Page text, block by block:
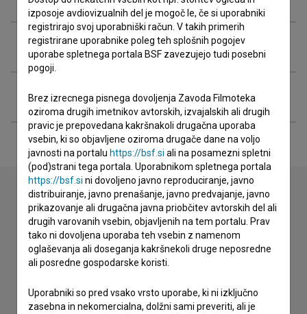
Projekcije
Razširjeni podatki
Stik z uredništvom
Spoštovani, s pomočjo spodnjega obrazca lahko stopite v
stik z uredništvom Baze slovenskih filmov. Veseli bomo vaših
odzivov.
imam vprašanje
izposoje avdiovizualnih del je mogoč le, če si uporabniki
registrirajo svoj uporabniški račun. V takih primerih
registrirane uporabnike poleg teh splošnih pogojev
uporabe spletnega portala BSF zavezujejo tudi posebni
pogoji.
Brez izrecnega pisnega dovoljenja Zavoda Filmoteka
oziroma drugih imetnikov avtorskih, izvajalskih ali drugih
pravic je prepovedana kakršnakoli drugačna uporaba
vsebin, ki so objavljene oziroma drugače dane na voljo
javnosti na portalu https://bsf.si ali na posamezni spletni
(pod)strani tega portala. Uporabnikom spletnega portala
https://bsf.si ni dovoljeno javno reproduciranje, javno
distribuiranje, javno prenašanje, javno predvajanje, javno
prikazovanje ali drugačna javna priobčitev avtorskih del ali
drugih varovanih vsebin, objavljenih na tem portalu. Prav
tako ni dovoljena uporaba teh vsebin z namenom
oglaševanja ali doseganja kakršnekoli druge neposredne
ali posredne gospodarske koristi.
Uporabniki so pred vsako vrsto uporabe, ki ni izključno
zasebna in nekomercialna, dolžni sami preveriti, ali je